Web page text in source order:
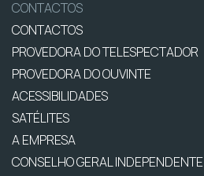
CONTACTOS
CONTACTOS
PROVEDORA DO TELESPECTADOR
PROVEDORA DO OUVINTE
ACESSIBILIDADES
SATÉLITES
A EMPRESA
CONSELHO GERAL INDEPENDENTE